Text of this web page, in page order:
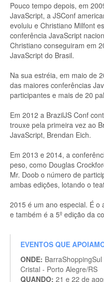
Pouco tempo depois, em
JavaScript, a JSConf
evoluiu e Christiano Milfont
conferência JavaScript
Christiano conseguiram em
JavaScript do Brasil.
Na sua estréia, em maio de
das maiores conferências
participantes e mais de 20
Em 2012 a BrazilJS Conf
trouxe pela primeira vez ao
JavaScript, Brendan Eich.
Em 2013 e 2014, a
peso, como Douglas
Mr. Doob o número de
ambas edições, lotando o
2015 é um ano especial. É o
e também é a 5º edição da
EVENTOS QUE
ONDE:
Cristal - Porto Alegre/RS
QUANDO: 21 e 22 de